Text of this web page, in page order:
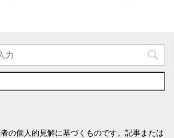
の個人的見解に基づくものです。記事または